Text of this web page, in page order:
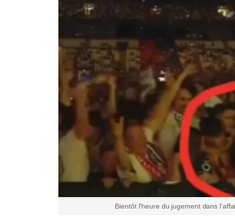
Bientôt l'heure du jugement dans